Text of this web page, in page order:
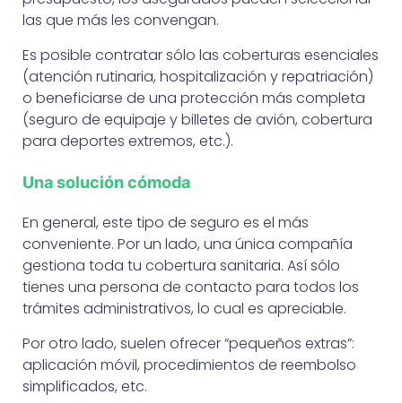
las que más les convengan.
Es posible contratar sólo las coberturas esenciales
(atención rutinaria, hospitalización y repatriación)
o beneficiarse de una protección más completa
(seguro de equipaje y billetes de avión, cobertura
para deportes extremos, etc.).
Una solución cómoda
En general, este tipo de seguro es el más
conveniente. Por un lado, una única compañía
gestiona toda tu cobertura sanitaria. Así sólo
tienes una persona de contacto para todos los
trámites administrativos, lo cual es apreciable.
Por otro lado, suelen ofrecer “pequeños extras”:
aplicación móvil, procedimientos de reembolso
simplificados, etc.